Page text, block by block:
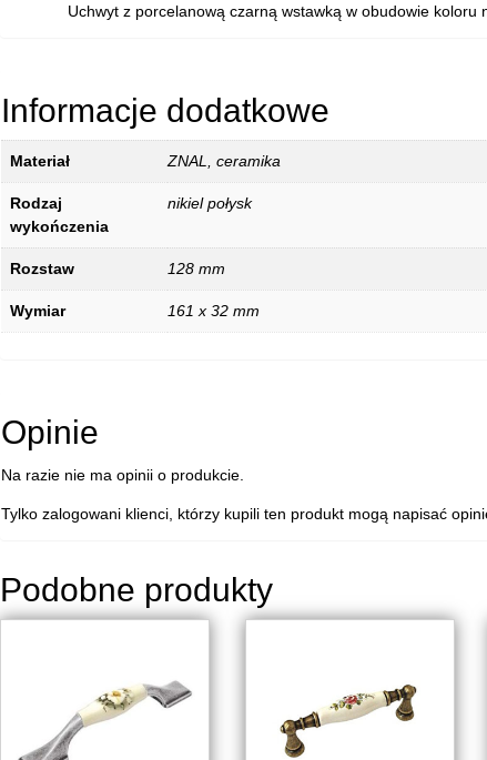
Uchwyt z porcelanową czarną wstawką w obudowie koloru
Informacje dodatkowe
Materiał ZNAL, ceramika
Rodzaj
wykończenia
nikiel połysk
Rozstaw 128 mm
Wymiar 161 x 32 mm
Opinie
Na razie nie ma opinii o produkcie.
Tylko zalogowani klienci, którzy kupili ten produkt mogą napisać
Podobne produkty